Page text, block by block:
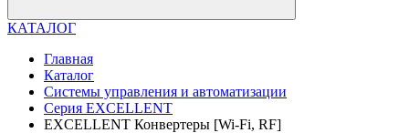
КАТАЛОГ
Главная
Каталог
Системы управления и автоматизации
Серия EXCELLENT
EXCELLENT Конвертеры [Wi-Fi, RF]